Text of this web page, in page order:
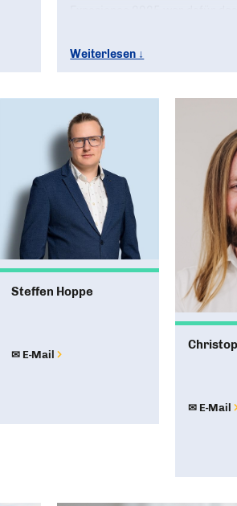
und uns als eine Gemeinschaft
wenn ihr ein Projekt findet, das
nicht passt, genießt einfach
willkommen, jeder Beitrag zählt.
Am Ende des Jahres möchte
weiterentwickelt. Wir haben
Strukturen, die allen helfen.
aufgreifen und selbst Events
Ich freue mich auf ein Jahr,
Kreis zusammen vorangehen.
Packen wir’s an! [zam:voran]
Weiterlesen ↓
Steffen Hoppe
✉ E-Mail
✉ E-Mail